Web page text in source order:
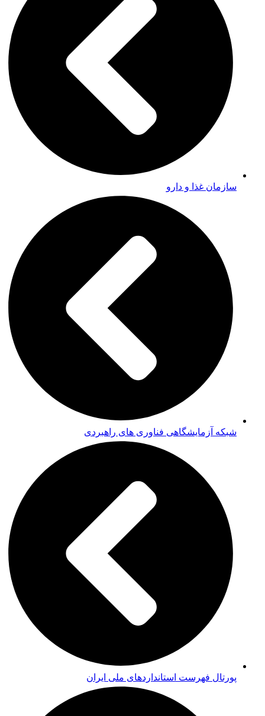
سازمان غذا و دارو
شبکه آزمایشگاهی فناوری های راهبردی
پورتال فهرست استانداردهای ملی ایران